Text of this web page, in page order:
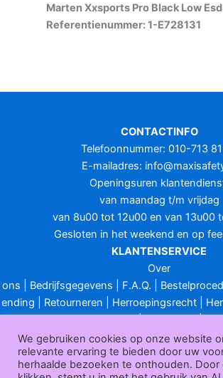
Marten Xxsports Pro Black Low
Referentienummer: 1-E728131
CONTACTINFO
Telefoonnummer: 010-713
E-mailadres:
Openingsuren
van maandag t/m vrijdag
van 8u00 tot 12u00 en van 13u00
Gesloten in het weekend en op
KLANTENSERVICE
Over
ons
Bedrijfsgegevens F.A.Q.
ending
Retourneren Herroepingsrecht|
Algemene voorwaarden|Privacy policy|
Maxisafety.nl © 2026
We gebruiken cookies op onze website
relevante ervaring te bieden door uw
herhaalde bezoeken te onthouden. Door